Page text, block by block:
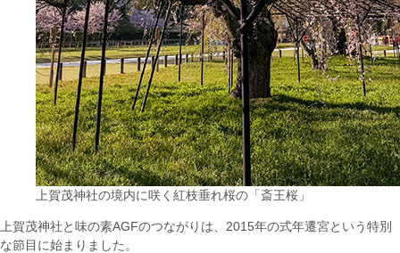
上賀茂神社の境内に咲く紅枝垂れ桜の「斎王桜」
上賀茂神社と味の素AGFのつながりは、2015年の式年遷宮という特別
な節目に始まりました。